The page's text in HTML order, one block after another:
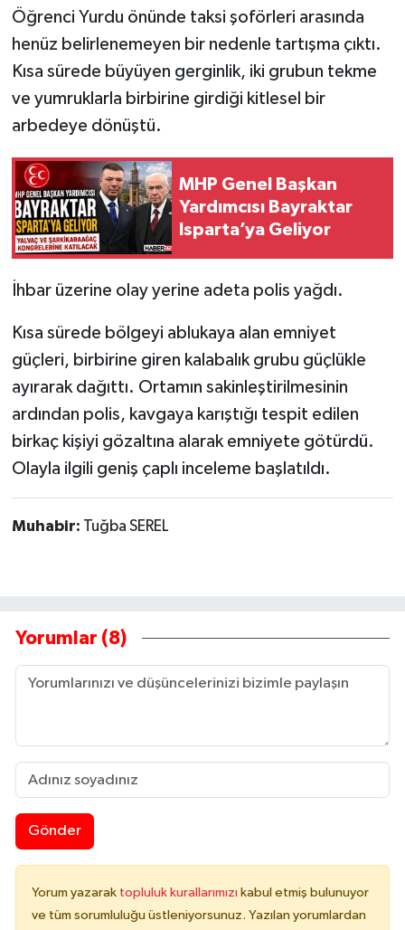
Öğrenci Yurdu önünde taksi şoförleri arasında
henüz belirlenemeyen bir nedenle tartışma çıktı.
Kısa sürede büyüyen gerginlik, iki grubun tekme
ve yumruklarla birbirine girdiği kitlesel bir
arbedeye dönüştü.
MHP Genel Başkan
Yardımcısı Bayraktar
Isparta’ya Geliyor
İhbar üzerine olay yerine adeta polis yağdı.
Kısa sürede bölgeyi ablukaya alan emniyet
güçleri, birbirine giren kalabalık grubu güçlükle
ayırarak dağıttı. Ortamın sakinleştirilmesinin
ardından polis, kavgaya karıştığı tespit edilen
birkaç kişiyi gözaltına alarak emniyete götürdü.
Olayla ilgili geniş çaplı inceleme başlatıldı.
Muhabir: Tuğba SEREL
Yorumlar (8)
Gönder
Yorum yazarak topluluk kurallarımızı kabul etmiş bulunuyor
ve tüm sorumluluğu üstleniyorsunuz. Yazılan yorumlardan
Spor
Tarihi Yapılarımız
Teknoloji
Türkiye
Yerel
Künye